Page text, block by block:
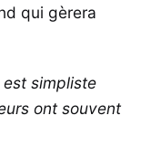
qui gèrera
est simpliste
ont souvent